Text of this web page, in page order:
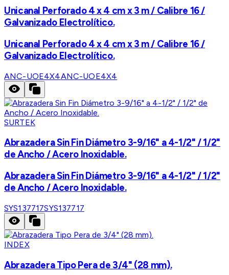
Unicanal Perforado 4 x 4 cm x 3 m / Calibre 16 /
Galvanizado Electrolítico.
Unicanal Perforado 4 x 4 cm x 3 m / Calibre 16 /
Galvanizado Electrolítico.
ANC-UOE4X4ANC-UOE4X4
SURTEK
Abrazadera Sin Fin Diámetro 3-9/16" a 4-1/2" / 1/2"
de Ancho / Acero Inoxidable.
Abrazadera Sin Fin Diámetro 3-9/16" a 4-1/2" / 1/2"
de Ancho / Acero Inoxidable.
SYS137717SYS137717
INDEX
Abrazadera Tipo Pera de 3/4" (28 mm).